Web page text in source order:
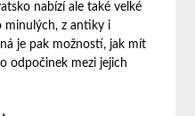
nabízí ale také velké
minulých, z antiky i
je pak možností, jak mít
odpočinek mezi jejich